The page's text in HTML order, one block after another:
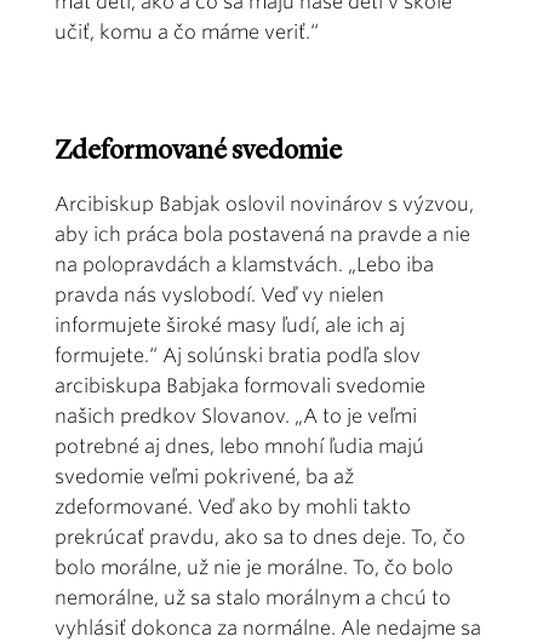
učiť, komu a čo máme veriť.“
Zdeformované svedomie
Arcibiskup Babjak oslovil novinárov s výzvou,
aby ich práca bola postavená na pravde a nie
na polopravdách a klamstvách. „Lebo iba
pravda nás vyslobodí. Veď vy nielen
informujete široké masy ľudí, ale ich aj
formujete.“ Aj solúnski bratia podľa slov
arcibiskupa Babjaka formovali svedomie
našich predkov Slovanov. „A to je veľmi
potrebné aj dnes, lebo mnohí ľudia majú
svedomie veľmi pokrivené, ba až
zdeformované. Veď ako by mohli takto
prekrúcať pravdu, ako sa to dnes deje. To, čo
bolo morálne, už nie je morálne. To, čo bolo
nemorálne, už sa stalo morálnym a chcú to
vyhlásiť dokonca za normálne. Ale nedajme sa